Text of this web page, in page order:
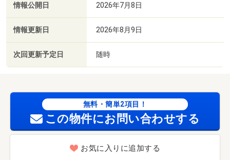
情報公開日 2026年7月8日
情報更新日 2026年8月9日
次回更新予定日 随時
無料・簡単2項目！
この物件にお問い合わせする
お気に入りに追加する